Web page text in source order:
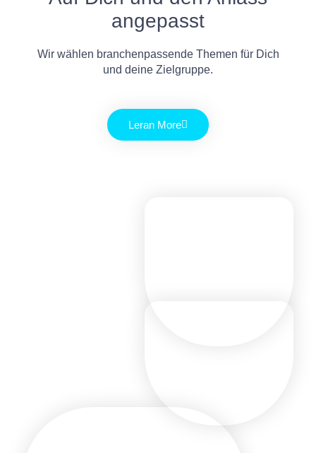
angepasst
Wir wählen branchenpassende Themen für Dich
und deine Zielgruppe.
Leran More